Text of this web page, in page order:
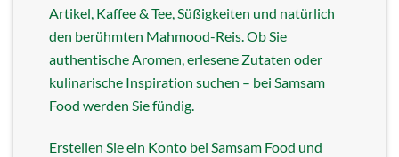
Artikel, Kaffee & Tee, Süßigkeiten und natürlich
den berühmten Mahmood-Reis. Ob Sie
authentische Aromen, erlesene Zutaten oder
kulinarische Inspiration suchen – bei Samsam
Food werden Sie fündig.
Erstellen Sie ein Konto bei Samsam Food und